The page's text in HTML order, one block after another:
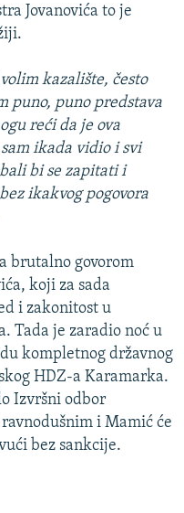
Jovanovića to je
kazalište, često
puno, puno predstava
reći da je ova
ikada vidio i svi
bi se zapitati i
ikakvog pogovora
brutalno govorom
koji za sada
i zakonitost u
Tada je zaradio noć u
kompletnog državnog
HDZ-a Karamarka.
Izvršni odbor
i Mamić će
bez sankcije.